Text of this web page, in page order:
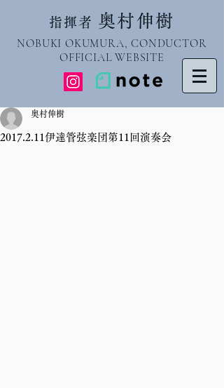
指揮者 奥村伸樹
NOBUKI OKUMURA, CONDUCTOR
OFFICIAL WEBSITE
2017.2.11伊達管弦楽団第11回演奏会
奥村伸樹